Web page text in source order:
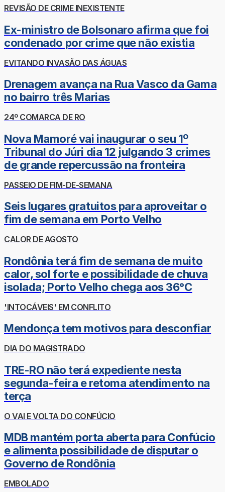
REVISÃO DE CRIME INEXISTENTE
Ex-ministro de Bolsonaro afirma que foi
condenado por crime que não existia
EVITANDO INVASÃO DAS ÁGUAS
Drenagem avança na Rua Vasco da Gama
no bairro três Marias
24º COMARCA DE RO
Nova Mamoré vai inaugurar o seu 1º
Tribunal do Júri dia 12 julgando 3 crimes
de grande repercussão na fronteira
PASSEIO DE FIM-DE-SEMANA
Seis lugares gratuitos para aproveitar o
fim de semana em Porto Velho
CALOR DE AGOSTO
Rondônia terá fim de semana de muito
calor, sol forte e possibilidade de chuva
isolada; Porto Velho chega aos 36°C
'INTOCÁVEIS' EM CONFLITO
Mendonça tem motivos para desconfiar
DIA DO MAGISTRADO
TRE-RO não terá expediente nesta
segunda-feira e retoma atendimento na
terça
O VAI E VOLTA DO CONFÚCIO
MDB mantém porta aberta para Confúcio
e alimenta possibilidade de disputar o
Governo de Rondônia
EMBOLADO